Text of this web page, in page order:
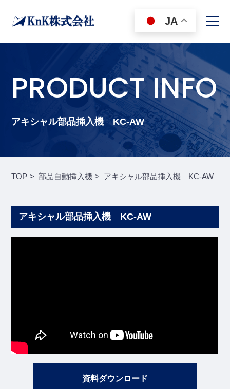
JA
PRODUCT INFO
アキシャル部品挿入機 KC-AW
TOP 部品自動挿入機 アキシャル部品挿入機 KC-AW
アキシャル部品挿入機 KC-AW
資料ダウンロード